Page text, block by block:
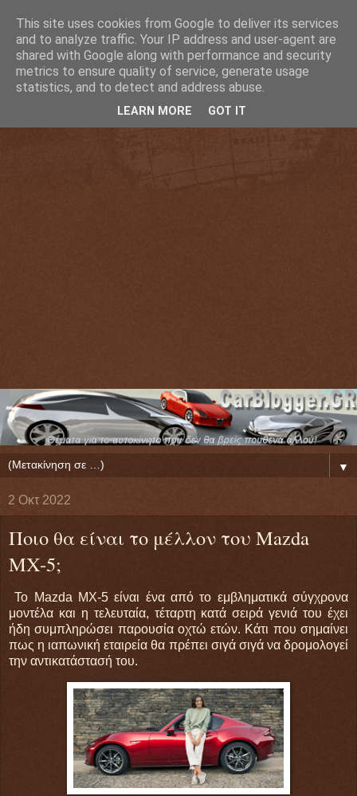
▼
2 Οκτ 2022
Ποιο θα είναι το μέλλον του Mazda
MX-5;
Το Mazda MX-5 είναι ένα από το εμβληματικά σύγχρονα
μοντέλα και η τελευταία, τέταρτη κατά σειρά γενιά του έχει
ήδη συμπληρώσει παρουσία οχτώ ετών. Κάτι που σημαίνει
πως η ιαπωνική εταιρεία θα πρέπει σιγά σιγά να δρομολογεί
την αντικατάστασή του.
This site uses cookies from Google to deliver its services
and to analyze traffic. Your IP address and user-agent are
shared with Google along with performance and security
metrics to ensure quality of service, generate usage
statistics, and to detect and address abuse.
LEARN MORE GOT IT